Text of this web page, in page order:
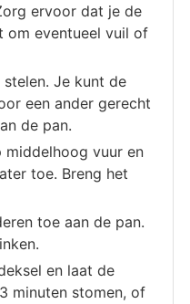
ervoor dat je de
om eventueel vuil of
Je kunt de
een ander gerecht
de pan.
vuur en
toe. Breng het
toe aan de pan.
en laat de
minuten stomen, of